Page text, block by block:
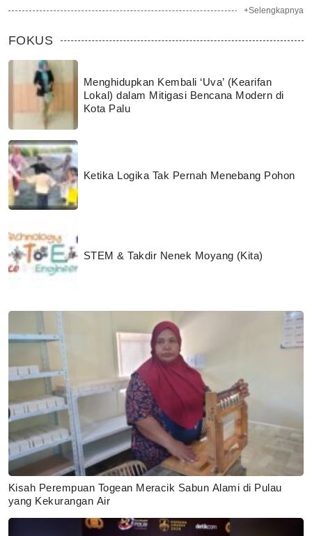
+Selengkapnya
FOKUS
Menghidupkan Kembali ‘Uva’ (Kearifan
Lokal) dalam Mitigasi Bencana Modern di
Kota Palu
Ketika Logika Tak Pernah Menebang Pohon
STEM & Takdir Nenek Moyang (Kita)
Kisah Perempuan Togean Meracik Sabun Alami di Pulau
yang Kekurangan Air